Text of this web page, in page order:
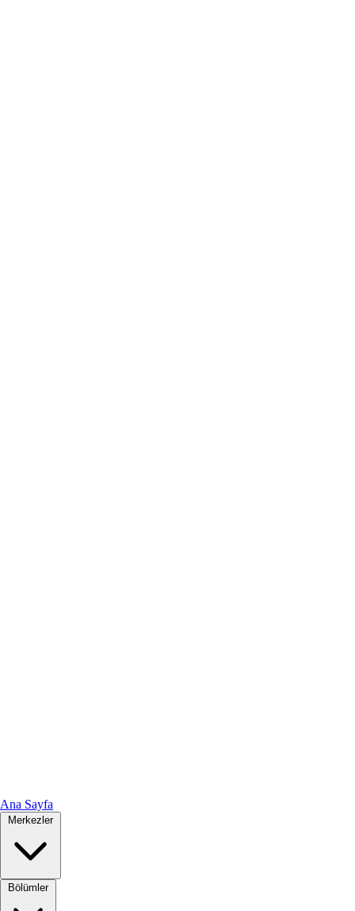
Ana Sayfa
Merkezler
Bölümler